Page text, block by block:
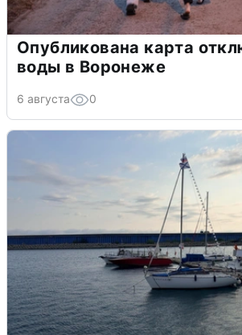
Опубликована карта
воды в Воронеже
6 августа 0